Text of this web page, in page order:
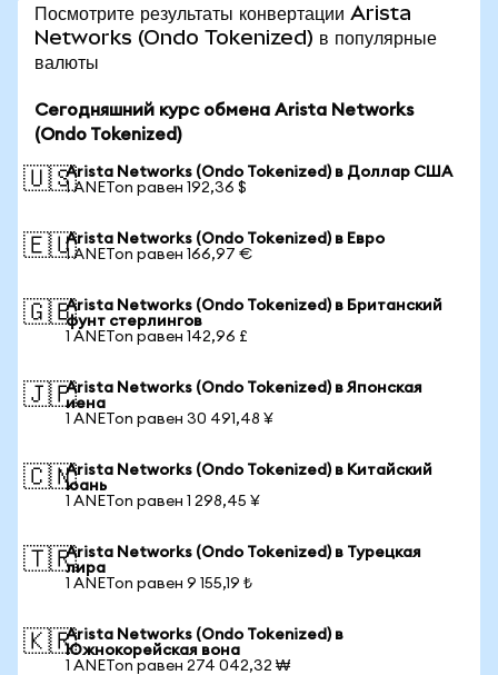
Посмотрите результаты конвертации Arista
Networks (Ondo Tokenized) в популярные
валюты
Сегодняшний курс обмена Arista Networks
(Ondo Tokenized)
🇺🇸Arista Networks (Ondo Tokenized) в Доллар США
1 ANETon равен 192,36 $
🇪🇺Arista Networks (Ondo Tokenized) в Евро
1 ANETon равен 166,97 €
🇬🇧Arista Networks (Ondo Tokenized) в Британский
фунт стерлингов
1 ANETon равен 142,96 £
🇯🇵Arista Networks (Ondo Tokenized) в Японская
иена
1 ANETon равен 30 491,48 ¥
🇨🇳Arista Networks (Ondo Tokenized) в Китайский
юань
1 ANETon равен 1 298,45 ¥
🇹🇷Arista Networks (Ondo Tokenized) в Турецкая
лира
1 ANETon равен 9 155,19 ₺
🇰🇷Arista Networks (Ondo Tokenized) в
Южнокорейская вона
1 ANETon равен 274 042,32 ₩